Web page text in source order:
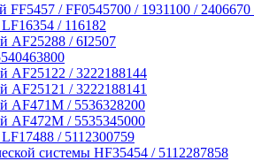
/ FF0545700 / 1931100 / 2406670
/ 116182
AF25288 / 6I2507
AF25122 / 3222188144
AF25121 / 3222188141
AF471M / 5536328200
AF472M / 5535345000
/ 5112300759
системы HF35454 / 5112287858